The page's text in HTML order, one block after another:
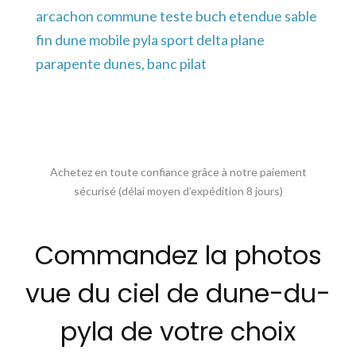
arcachon commune teste buch etendue sable
fin dune mobile pyla sport delta plane
parapente dunes, banc pilat
Achetez en toute confiance grâce à notre paiement
sécurisé (délai moyen d’expédition 8 jours)
Commandez la photos
vue du ciel de dune-du-
pyla de votre choix